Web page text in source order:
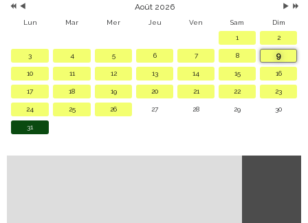
Août 2026
Lun Mar Mer Jeu Ven Sam
Dim
1
2
3 4 5 6 7 8 9
10 11 12 13 14 15 16
17 18 19 20 21 22 23
24 25 26 27 28 29 30
31